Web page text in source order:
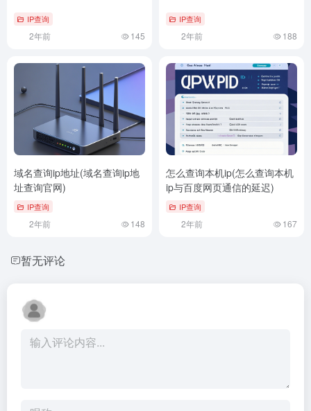
IP查询
2年前 145
IP查询
2年前 188
域名查询ip地址(域名查询ip地
址查询官网)
IP查询
2年前 148
怎么查询本机ip(怎么查询本机
ip与百度网页通信的延迟)
IP查询
2年前 167
暂无评论